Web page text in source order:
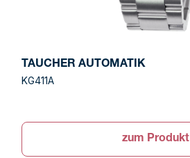
TAUCHER AUTOMATIK
KG411A
zum Produkt